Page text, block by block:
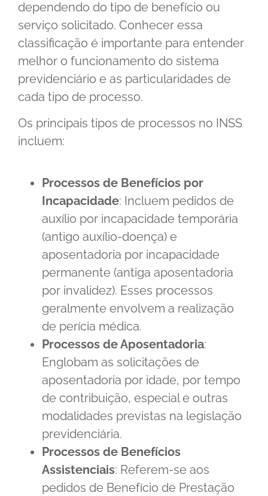
dependendo do tipo de benefício ou
serviço solicitado. Conhecer essa
classificação é importante para entender
melhor o funcionamento do sistema
previdenciário e as particularidades de
cada tipo de processo.
Os principais tipos de processos no INSS
incluem:
Processos de Benefícios por
Incapacidade: Incluem pedidos de
auxílio por incapacidade temporária
(antigo auxílio-doença) e
aposentadoria por incapacidade
permanente (antiga aposentadoria
por invalidez). Esses processos
geralmente envolvem a realização
de perícia médica.
Processos de Aposentadoria:
Englobam as solicitações de
aposentadoria por idade, por tempo
de contribuição, especial e outras
modalidades previstas na legislação
previdenciária.
Processos de Benefícios
Assistenciais: Referem-se aos
pedidos de Benefício de Prestação